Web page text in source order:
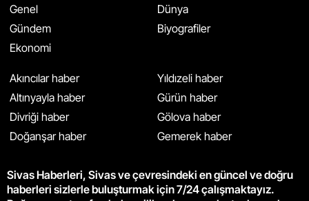
Genel
Gündem
Ekonomi
Dünya
Biyografiler
Akıncılar haber
Altınyayla haber
Divriği haber
Doğanşar haber
Yıldızeli haber
Gürün haber
Gölova haber
Gemerek haber
Sivas Haberleri, Sivas ve çevresindeki en güncel ve doğru
haberleri sizlerle buluşturmak için 7/24 çalışmaktayız.